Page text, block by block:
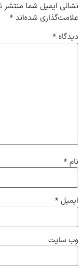
نشانی ایمیل شما
علامت‌گذاری شده‌اند *
دیدگاه *
نام *
ایمیل *
وب‌ سایت